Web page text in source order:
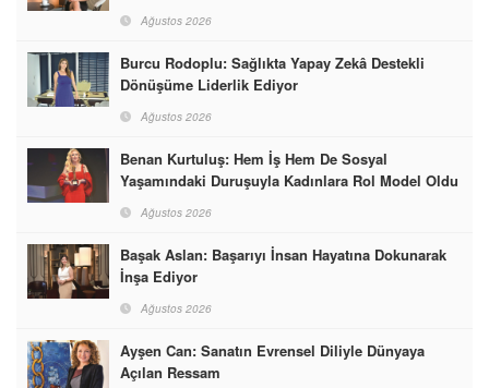
Ağustos 2026
Burcu Rodoplu: Sağlıkta Yapay Zekâ Destekli
Dönüşüme Liderlik Ediyor
Ağustos 2026
Benan Kurtuluş: Hem İş Hem De Sosyal
Yaşamındaki Duruşuyla Kadınlara Rol Model Oldu
Ağustos 2026
Başak Aslan: Başarıyı İnsan Hayatına Dokunarak
İnşa Ediyor
Ağustos 2026
Ayşen Can: Sanatın Evrensel Diliyle Dünyaya
Açılan Ressam